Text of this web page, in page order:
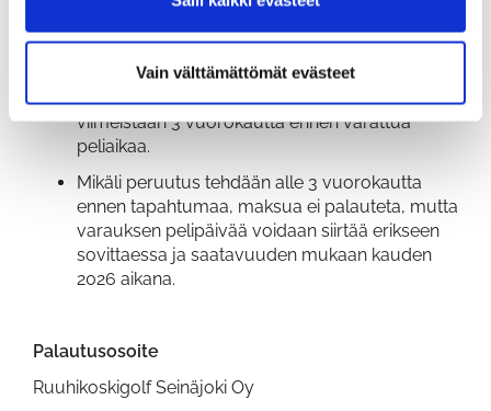
Vain välttämättömät evästeet
Pelipakettien peruutusehdot
Pelipaketin voi peruuttaa ja saada koko
maksun takaisin, kun peruutus tehdään
viimeistään 3 vuorokautta ennen varattua
peliaikaa.
Mikäli peruutus tehdään alle 3 vuorokautta
ennen tapahtumaa, maksua ei palauteta, mutta
varauksen pelipäivää voidaan siirtää erikseen
sovittaessa ja saatavuuden mukaan kauden
2026 aikana.
Palautusosoite
Ruuhikoskigolf Seinäjoki Oy